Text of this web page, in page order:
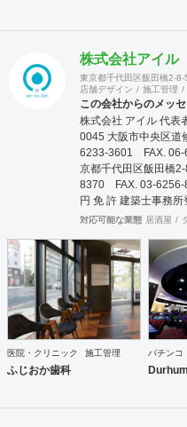
株式会社アイル
東京都千代田区飯田橋2-
店舗デザイン
施工管理
この会社からのメッ
株式会社 アイル 代表
0045 大阪市中央区道
6233-3601 FAX. 06-
京都千代田区飯田橋
8370 FAX. 03-6256-
円 免 許 建築士事務
建築業許可 大阪府知
の設置及び施工、ビ
復旧工事、環境機器
支店 近畿大阪銀行
対応可能な業態 居酒屋
医院・クリニック 施工管理
ふじおか歯科
パチンコ